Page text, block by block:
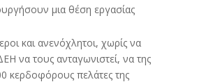
μια θέση εργασίας
και ανενόχλητοι, χωρίς να
να τους ανταγωνιστεί, να της
κερδοφόρους πελάτες της